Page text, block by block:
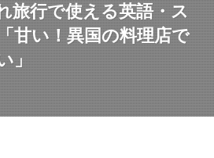
旅行で使える英語・ス
甘い！異国の料理店で
」